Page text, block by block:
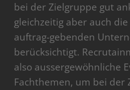
bei der Zielgruppe gut
gleichzeitig aber auch
auftrag-gebenden
berücksichtigt.
also aussergewöhnliche
Fachthemen, um bei der